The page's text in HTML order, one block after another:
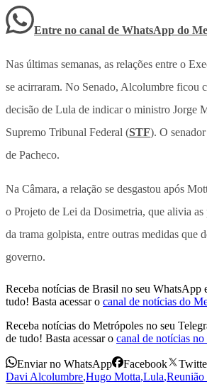
Entre no canal de WhatsApp do
Nas últimas semanas, as relações entre o
se acirraram. No Senado, Alcolumbre ficou
decisão de Lula de indicar o ministro Jorge
Supremo Tribunal Federal (STF). O
de Pacheco.
Na Câmara, a relação se desgastou após
o Projeto de Lei da Dosimetria, que alivia as
da trama golpista, entre outras medidas que
governo.
Receba notícias de Brasil no seu WhatsApp
tudo! Basta acessar o canal de notícias do
Receba notícias do Metrópoles no seu
de tudo! Basta acessar o canal de notícias no
Enviar no WhatsApp Facebook
Davi Alcolumbre,Hugo Motta,Lula,Reunião